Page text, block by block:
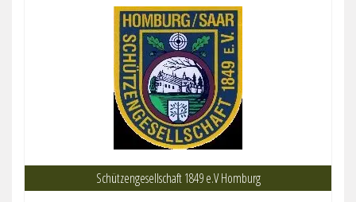
Schützengesellschaft 1849 e.V Homburg